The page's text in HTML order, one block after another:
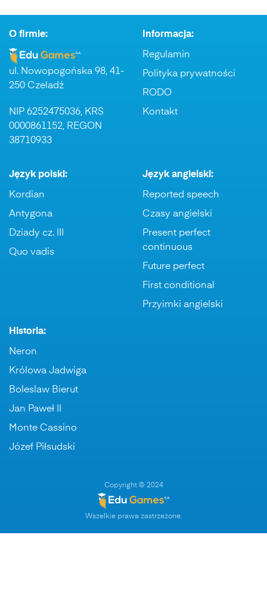
O firmie:
ul. Nowopogońska 98, 41-
250 Czeladź
NIP 6252475036, KRS
0000861152, REGON
38710933
Informacja:
Regulamin
Polityka prywatności
RODO
Kontakt
Język polski:
Kordian
Antygona
Dziady cz. III
Quo vadis
Język angielski:
Reported speech
Czasy angielski
Present perfect
continuous
Future perfect
First conditional
Przyimki angielski
Historia:
Neron
Królowa Jadwiga
Boleslaw Bierut
Jan Paweł II
Monte Cassino
Józef Piłsudski
Copyright © 2024
Wszelkie prawa zastrzeżone.